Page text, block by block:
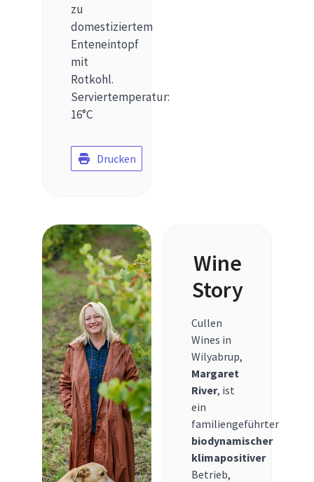
zu
domestiziertem
Enteneintopf
mit
Rotkohl.
Serviertemperatur:
16°C
Drucken
Wine
Story
Cullen
Wines in
Wilyabrup,
Margaret
River, ist
ein
familiengeführter
biodynamischer
klimapositiver
Betrieb,